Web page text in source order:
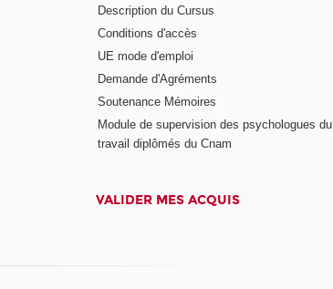
Description du Cursus
Conditions d'accès
UE mode d'emploi
Demande d'Agréments
Soutenance Mémoires
Module de supervision des psychologues du
travail diplômés du Cnam
VALIDER MES ACQUIS